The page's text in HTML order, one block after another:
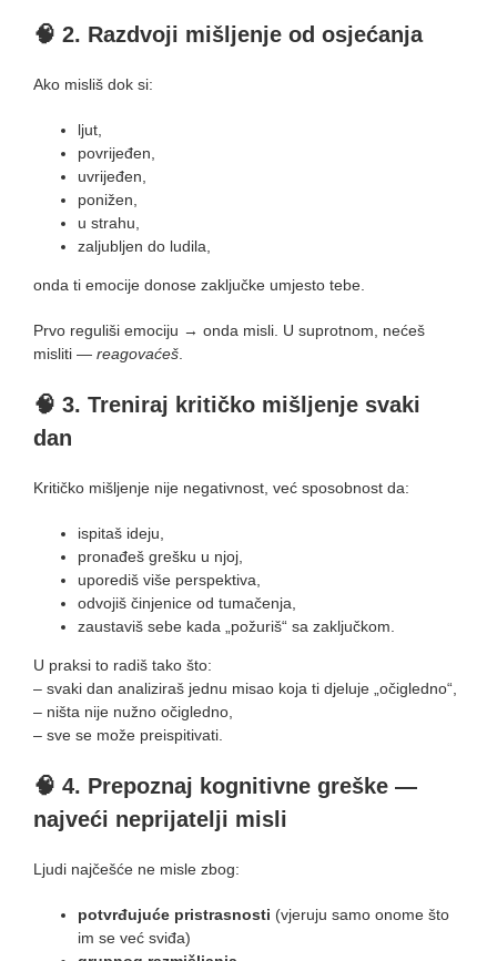
🧠 2. Razdvoji mišljenje od osjećanja
Ako misliš dok si:
ljut,
povrijeđen,
uvrijeđen,
ponižen,
u strahu,
zaljubljen do ludila,
onda ti emocije donose zaključke umjesto tebe.
Prvo reguliši emociju → onda misli. U suprotnom, nećeš
misliti — reagovaćeš
🧠 3. Treniraj kritičko mišljenje svaki
dan
Kritičko mišljenje nije negativnost, već sposobnost da:
ispitaš ideju,
pronađeš grešku u njoj,
uporediš više perspektiva,
odvojiš činjenice od tumačenja,
zaustaviš sebe kada „požuriš“ sa zaključkom.
U praksi to radiš tako što:
– svaki dan analiziraš jednu misao koja ti djeluje „očigledno“,
– ništa nije nužno očigledno,
– sve se može preispitivati.
🧠 4. Prepoznaj kognitivne greške —
najveći neprijatelji misli
Ljudi najčešće ne misle zbog:
potvrđujuće pristrasnosti (vjeruju samo onome što
im se već sviđa)